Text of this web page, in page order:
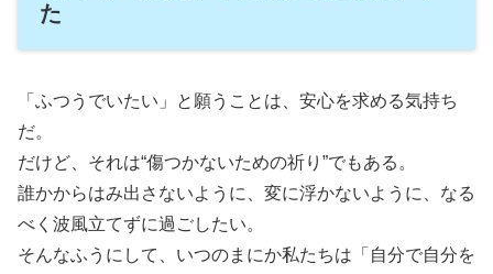
た
「ふつうでいたい」と願うことは、安心を求める気持ち
だ。
だけど、それは“傷つかないための祈り”でもある。
誰かからはみ出さないように、変に浮かないように、なる
べく波風立てずに過ごしたい。
そんなふうにして、いつのまにか私たちは「自分で自分を